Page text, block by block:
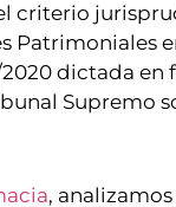
criterio
Patrimoniales
dictada en
Supremo
,